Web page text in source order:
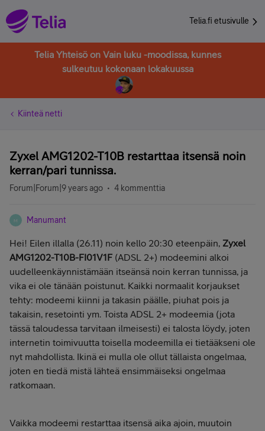
Telia.fi etusivulle
Telia Yhteisö on Vain luku -moodissa, kunnes
sulkeutuu kokonaan lokakuussa
Kiinteä netti
Zyxel AMG1202-T10B restarttaa itsensä noin
kerran/pari tunnissa.
Forum|Forum|9 years ago 4 kommenttia
M Manumant
Hei! Eilen illalla (26.11) noin kello 20:30 eteenpäin, Zyxel
AMG1202-T10B-FI01V1F (ADSL 2+) modeemini alkoi
uudelleenkäynnistämään itseänsä noin kerran tunnissa, ja
vika ei ole tänään poistunut. Kaikki normaalit korjaukset
tehty: modeemi kiinni ja takasin päälle, piuhat pois ja
takaisin, resetointi ym. Toista ADSL 2+ modeemia (jota
tässä taloudessa tarvitaan ilmeisesti) ei talosta löydy, joten
internetin toimivuutta toisella modeemilla ei tietääkseni ole
nyt mahdollista. Ikinä ei mulla ole ollut tällaista ongelmaa,
joten en tiedä mistä lähteä ensimmäiseksi ongelmaa
ratkomaan.
Vaikka modeemi restarttaa itsensä aika ajoin, muutoin